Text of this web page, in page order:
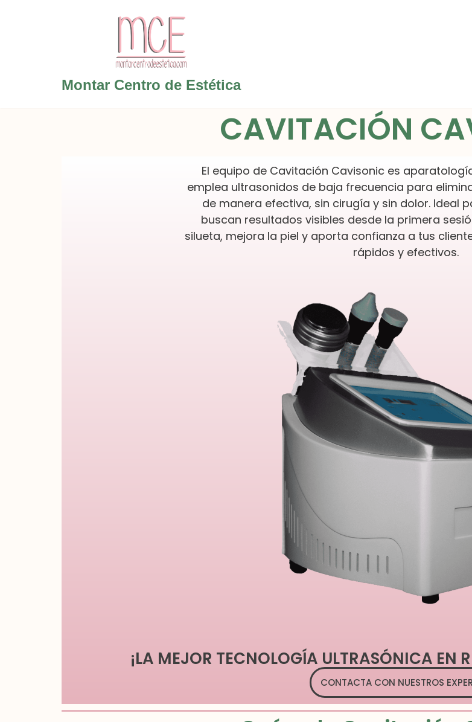
Montar Centro de Estética
CAVITACIÓN
El equipo de Cavitación Cavisonic es
emplea ultrasonidos de baja frecuencia para
de manera efectiva, sin cirugía y sin dolor. Ideal
buscan resultados visibles desde la primera
silueta, mejora la piel y aporta confianza a tus
rápidos y efectivos.
¡LA MEJOR TECNOLOGÍA ULTRASÓNICA EN
CONTACTA CON NUESTROS